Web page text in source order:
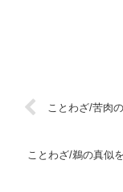
ことわざ/苦肉
ことわざ/鵜の真似